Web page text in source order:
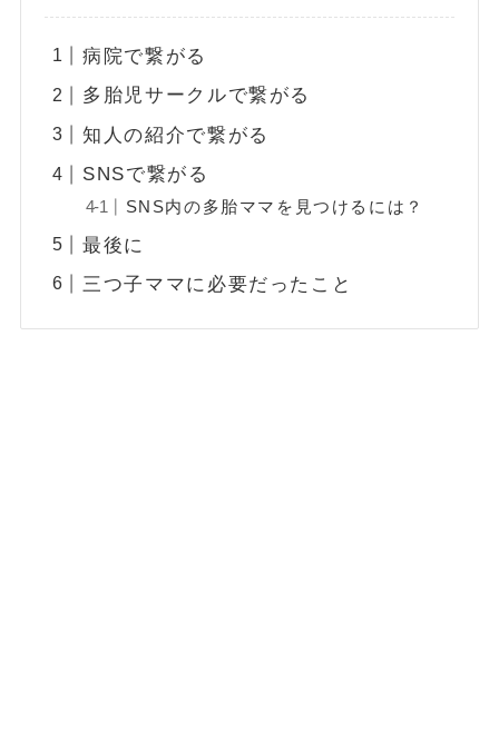
病院で繋がる
多胎児サークルで繋がる
知人の紹介で繋がる
SNSで繋がる
SNS内の多胎ママを見つけるには？
最後に
三つ子ママに必要だったこと